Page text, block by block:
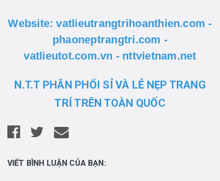
Website: vatlieutrangtrihoanthien.com -
phaoneptrangtri.com -
vatlieutot.com.vn - nttvietnam.net
N.T.T PHÂN PHỐI SỈ VÀ LẺ NẸP TRANG
TRÍ TRÊN TOÀN QUỐC
VIẾT BÌNH LUẬN CỦA BẠN: